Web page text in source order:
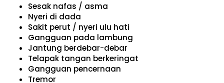
Sesak nafas / asma
Nyeri di dada
Sakit perut / nyeri ulu hati
Gangguan pada lambung
Jantung berdebar-debar
Telapak tangan berkeringat
Gangguan pencernaan
Tremor